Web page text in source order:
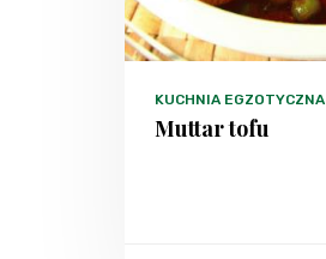
KUCHNIA EGZOTYCZNA
Muttar tofu